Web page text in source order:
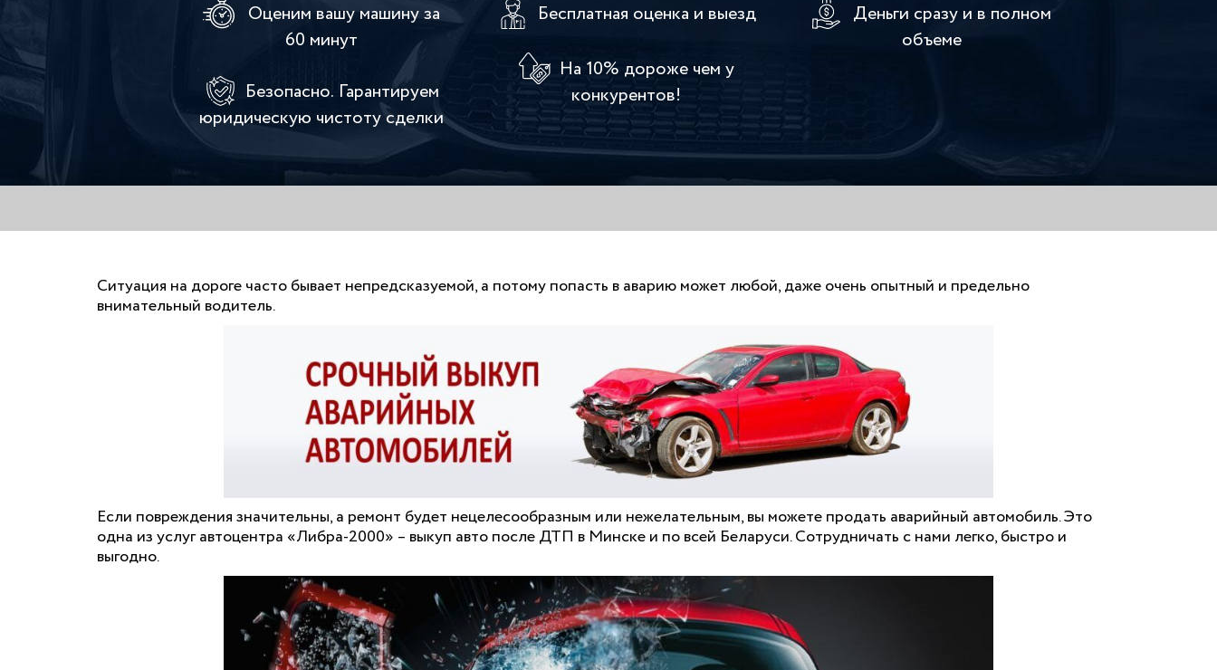
Оценим вашу машину за
60 минут
Безопасно. Гарантируем
юридическую чистоту сделки
Бесплатная оценка и выезд
На 10% дороже чем у
конкурентов!
Деньги сразу и в полном
объеме
Ситуация на дороге часто бывает непредсказуемой, а потому попасть в аварию может любой, даже очень опытный и предельно
внимательный водитель.
Если повреждения значительны, а ремонт будет нецелесообразным или нежелательным, вы можете продать аварийный автомобиль. Это
одна из услуг автоцентра «Либра-2000» – выкуп авто после ДТП в Минске и по всей Беларуси. Сотрудничать с нами легко, быстро и
выгодно.